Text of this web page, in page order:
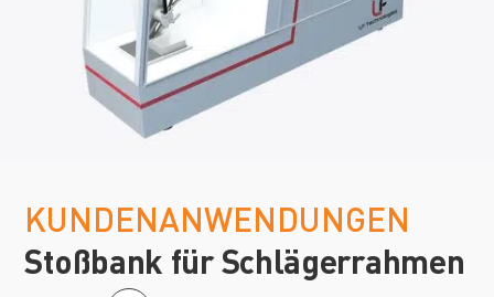
KUNDENANWENDUNGEN
Stoßbank für Schlägerrahmen